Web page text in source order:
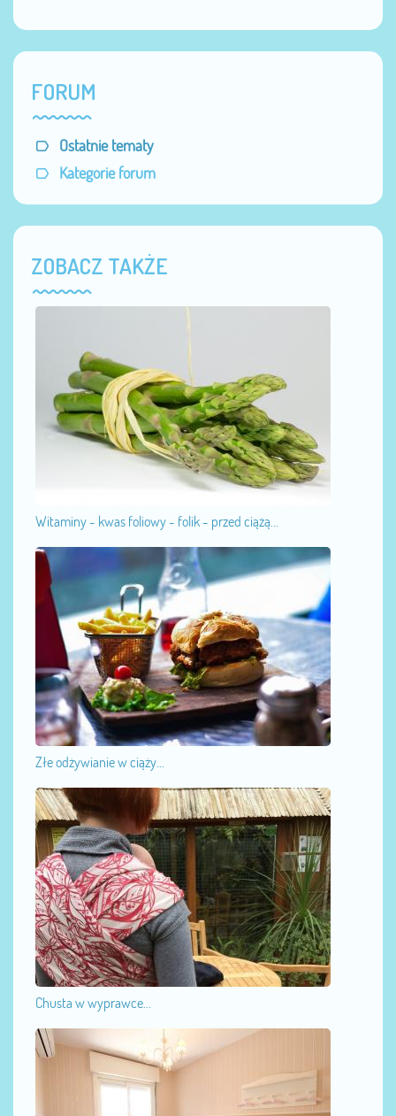
FORUM
Ostatnie tematy
Kategorie forum
ZOBACZ TAKŻE
Witaminy - kwas foliowy - folik - przed ciążą...
Złe odżywianie w ciąży...
Chusta w wyprawce...